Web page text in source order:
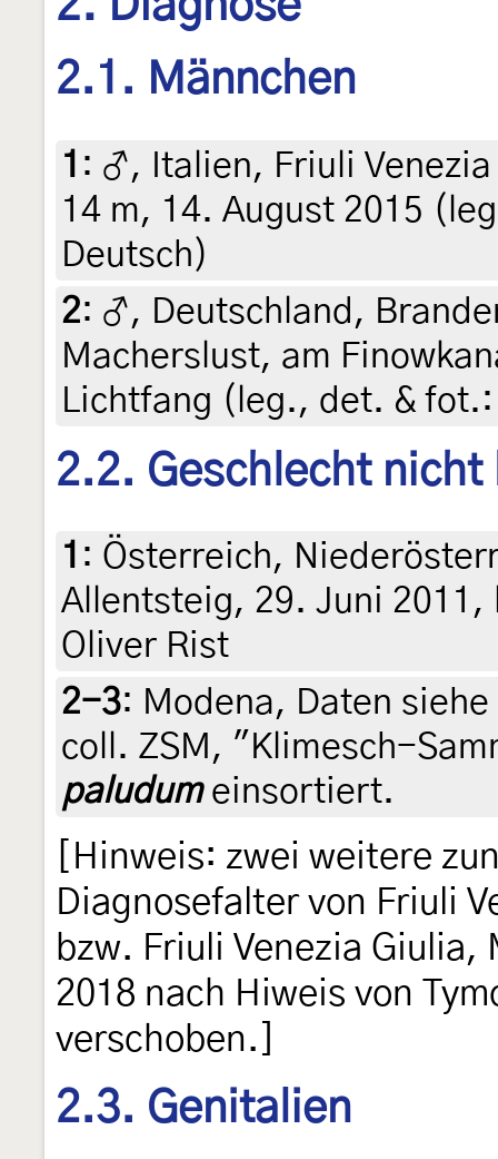
2.1. Männchen
1 : ♂, Italien, Friuli
14 m, 14. August 2015
Deutsch)
2: ♂, Deutschland,
Macherslust, am
Lichtfang (leg., det. &
2.2. Geschlecht nicht
1 : Österreich,
Allentsteig, 29. Juni 2011,
Oliver Rist
2-3: Modena, Daten
coll. ZSM, "Klimesch-
paludumeinsortiert.
[Hinweis: zwei weitere
Diagnosefalter von Friuli
bzw. Friuli Venezia
2018 nach Hiweis von
verschoben.]
2.3. Genitalien